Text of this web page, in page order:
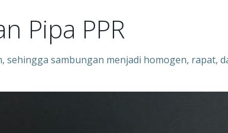
Pipa PPR
sehingga sambungan menjadi homogen, rapat,